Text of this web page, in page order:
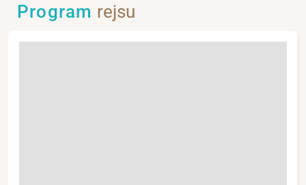
Program rejsu